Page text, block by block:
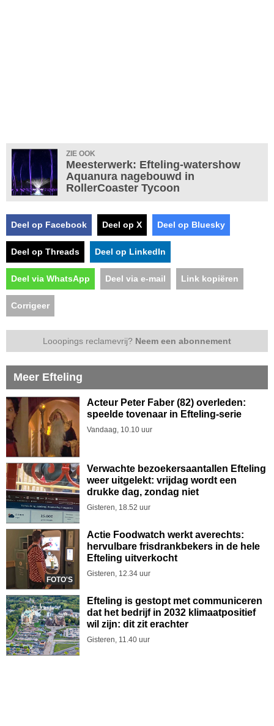
ZIE OOK
Meesterwerk: Efteling-watershow
Aquanura nagebouwd in
RollerCoaster Tycoon
Deel op Facebook Deel op X Deel op Bluesky
Deel op Threads Deel op LinkedIn
Deel via WhatsApp Deel via e-mail Link kopiëren
Corrigeer
Looopings reclamevrij? Neem een abonnement
Meer Efteling
Acteur Peter Faber (82) overleden:
speelde tovenaar in Efteling-serie
Vandaag, 10.10 uur
Verwachte bezoekersaantallen Efteling
weer uitgelekt: vrijdag wordt een
drukke dag, zondag niet
Gisteren, 18.52 uur
FOTO'S
Actie Foodwatch werkt averechts:
hervulbare frisdrankbekers in de hele
Efteling uitverkocht
Gisteren, 12.34 uur
Efteling is gestopt met communiceren
dat het bedrijf in 2032 klimaatpositief
wil zijn: dit zit erachter
Gisteren, 11.40 uur